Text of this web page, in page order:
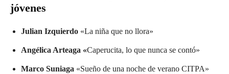
jóvenes
Julian Izquierdo «La niña que no llora»
Angélica Arteaga «Caperucita, lo que nunca se contó»
Marco Suniaga «Sueño de una noche de verano CITPA»